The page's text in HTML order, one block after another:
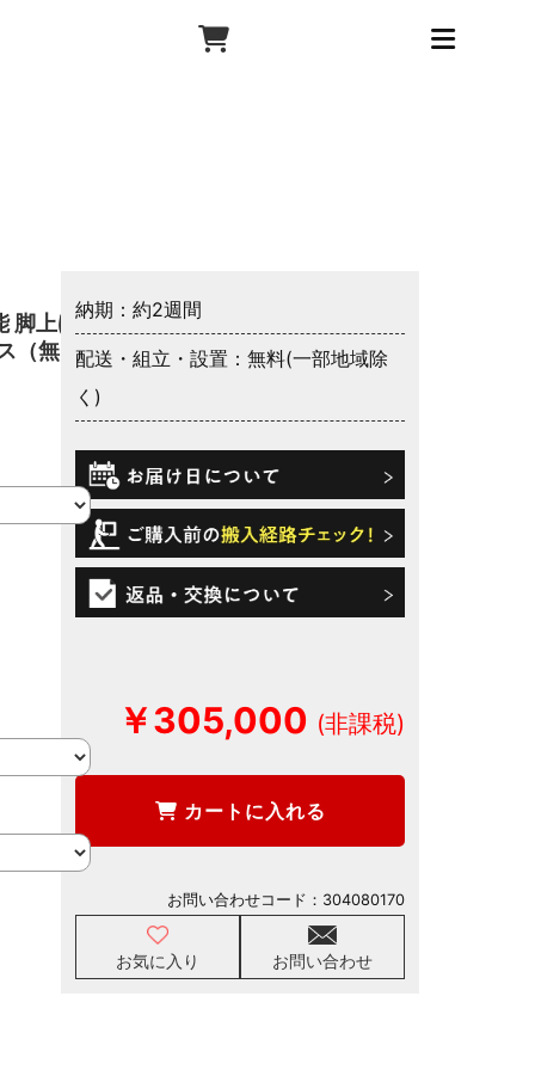
脚上げ
（無
納期：約2週間
配送・組立・設置：無料(一部地域除
く)
￥305,000
カートに入れる
お気に入り お問い合わせ
お問い合わせコード： 304080170